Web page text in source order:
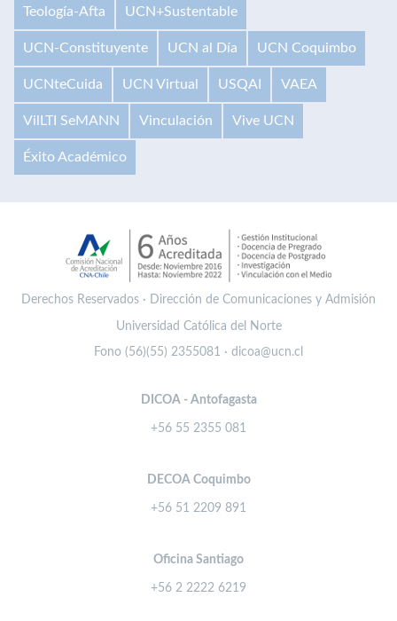
Teología-Afta UCN+Sustentable
UCN-Constituyente UCN al Día UCN Coquimbo
UCNteCuida UCN Virtual USQAI VAEA
VilLTI SeMANN Vinculación Vive UCN
Éxito Académico
Derechos Reservados · Dirección de Comunicaciones y Admisión
Universidad Católica del Norte
Fono (56)(55) 2355081 · dicoa@ucn.cl
DICOA - Antofagasta
+56 55 2355 081
DECOA Coquimbo
+56 51 2209 891
Oficina Santiago
+56 2 2222 6219